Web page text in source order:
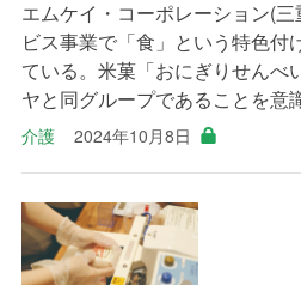
エムケイ・コーポレーション(
ビス事業で「食」という特色付
ている。米菓「おにぎりせんべ
ヤと同グループであることを意
介護 2024年10月8日